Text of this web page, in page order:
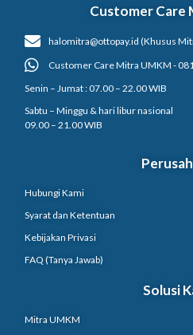
Customer Care
halomitra@ottopay.id (Khusus
Customer Care Mitra UMKM -
Senin – Jumat : 07.00 – 22.00 WIB
Sabtu – Minggu & hari libur nasional
09.00 – 21.00 WIB
Hubungi Kami
Syarat dan Ketentuan
Kebijakan Privasi
FAQ (Tanya Jawab)
Solusi
Mitra UMKM